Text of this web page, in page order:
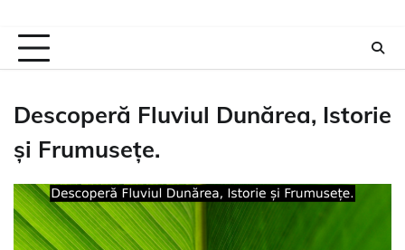
Descoperă Fluviul Dunărea, Istorie
și Frumusețe.